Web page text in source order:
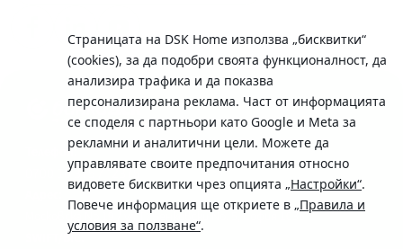
Страницата на DSK Home използва „бисквитки“
(cookies), за да подобри своята функционалност, да
анализира трафика и да показва
персонализирана реклама. Част от информацията
се споделя с партньори като Google и Meta за
рекламни и аналитични цели. Можете да
управлявате своите предпочитания относно
видовете бисквитки чрез опцията „Настройки“.
Повече информация ще откриете в „Правила и
условия за ползване“.
Телефон:
0700 10 375 / *2375
Московска No.19 / ул. Г. Бенковски No. 5, София 1036
SWIFT/BIC: